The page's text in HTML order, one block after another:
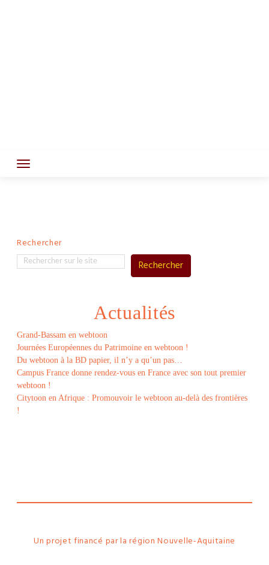
Rechercher
Rechercher
Actualités
Grand-Bassam en webtoon
Journées Européennes du Patrimoine en webtoon !
Du webtoon à la BD papier, il n’y a qu’un pas…
Campus France donne rendez-vous en France avec son tout premier
webtoon !
Citytoon en Afrique : Promouvoir le webtoon au-delà des frontières
!
Un projet financé par la région Nouvelle-Aquitaine